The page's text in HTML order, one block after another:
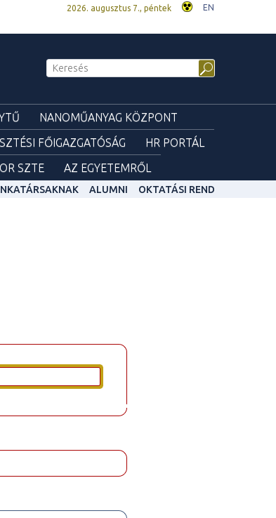
2026. augusztus 7., péntek EN
NANOMŰANYAG KÖZPONT
FŐIGAZGATÓSÁG
HR PORTÁL
SZTE AZ EGYETEMRŐL
ALUMNI OKTATÁSI REND